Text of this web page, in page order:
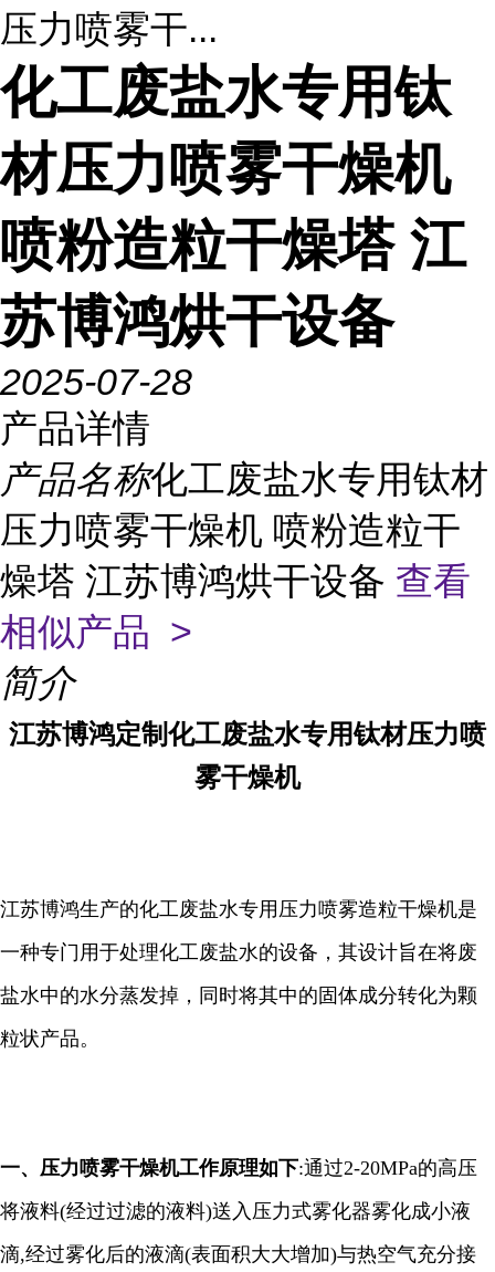
压力喷雾干...
化工废盐水专用钛
材压力喷雾干燥机
喷粉造粒干燥塔 江
苏博鸿烘干设备
2025-07-28
产品详情
产品名称化工废盐水专用钛材
压力喷雾干燥机 喷粉造粒干
燥塔 江苏博鸿烘干设备 查看
相似产品 >
简介
江苏博鸿定制化工废盐水专用钛材压力喷
雾干燥机
江苏博鸿生产的化工废盐水专用压力喷雾造粒干燥机是
一种专门用于处理化工废盐水的设备，其设计旨在将废
盐水中的水分蒸发掉，同时将其中的固体成分转化为颗
粒状产品。
一、 压力喷雾干燥机工作原理如下:通过2-20MPa的高压
将液料(经过过滤的液料)送入压力式雾化器雾化成小液
滴,经过雾化后的液滴(表面积大大增加)与热空气充分接